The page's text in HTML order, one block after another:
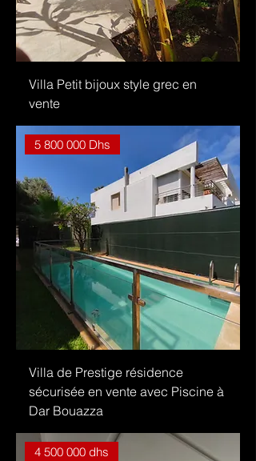
Villa Petit bijoux style grec en
vente
5 800 000 Dhs
Villa de Prestige résidence
sécurisée en vente avec Piscine à
Dar Bouazza
4 500 000 dhs